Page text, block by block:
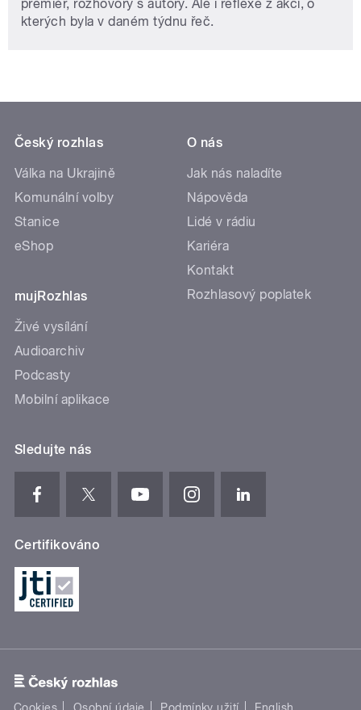
premiér, rozhovory s autory. Ale i reflexe z akcí, o
kterých byla v daném týdnu řeč.
Český rozhlas
Válka na Ukrajině
Komunální volby
Stanice
eShop
mujRozhlas
Živé vysílání
Audioarchiv
Podcasty
Mobilní aplikace
O nás
Jak nás naladíte
Nápověda
Lidé v rádiu
Kariéra
Kontakt
Rozhlasový poplatek
Sledujte nás
Certifikováno
Cookies Osobní údaje Podmínky užití English